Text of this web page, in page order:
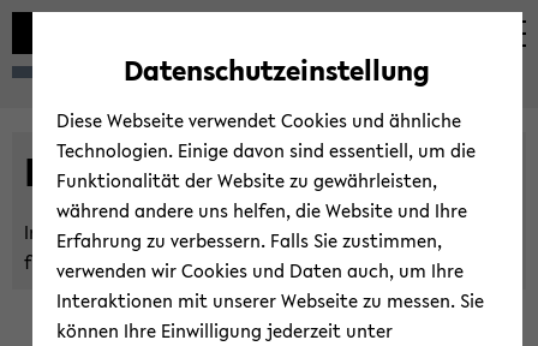
Automatische
vermeiden
zum
wechseln
zum
wechseln
zum
wechseln
LiLi Fach­be­rei­che
Im Menü links fin­den Sie ei­ni­ge Fach­be­rei­che der Fa­kul­tät
für Lin­gu­is­tik und Li­te­ra­tur­wis­sen­schaft.
Datenschutzeinstellung
Diese Webseite verwendet Cookies und ähnliche
Technologien. Einige davon sind essentiell, um die
Funktionalität der Website zu gewährleisten,
während andere uns helfen, die Website und Ihre
Erfahrung zu verbessern. Falls Sie zustimmen,
verwenden wir Cookies und Daten auch, um Ihre
Interaktionen mit unserer Webseite zu messen. Sie
können Ihre Einwilligung jederzeit unter